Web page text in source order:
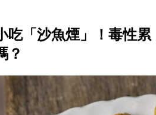
吃「沙魚煙」！毒性累
？